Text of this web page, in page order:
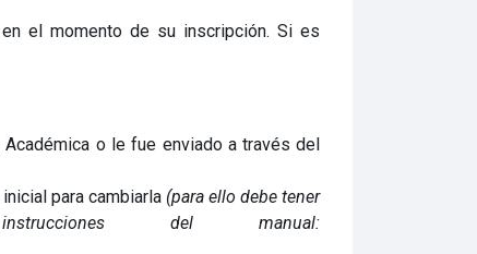
el momento de su inscripción. Si es
o le fue enviado a través del
para cambiarla (para ello debe tener
del manual: